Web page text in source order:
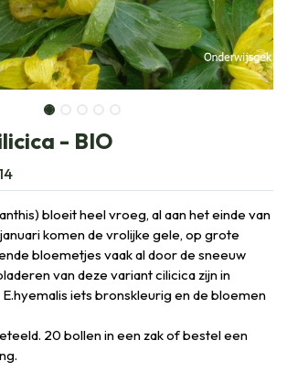
- BIO
bloeit heel vroeg, al aan het einde van
komen de vrolijke gele, op grote
bloemetjes vaak al door de sneeuw
van deze variant cilicica zijn in
iets bronskleurig en de bloemen
20 bollen in een zak of bestel een